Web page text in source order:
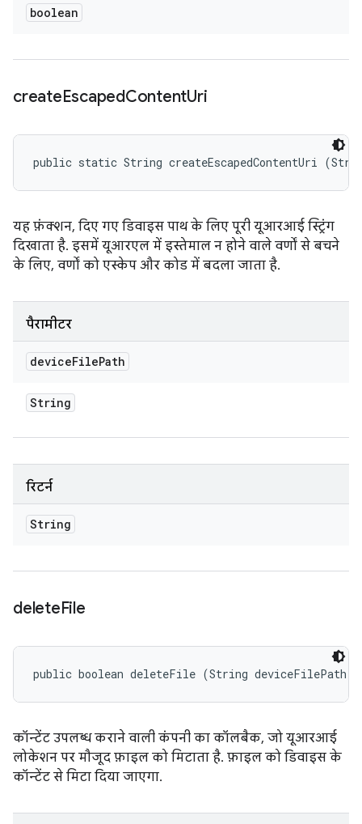
boolean
createEscapedContentUri
public static String createEscapedContentUri
यह फ़ंक्शन, दिए गए डिवाइस पाथ के लिए पूरी यूआरआई स्ट्रिंग
दिखाता है. इसमें यूआरएल में इस्तेमाल न होने वाले वर्णों से बचने
के लिए, वर्णों को एस्केप और कोड में बदला जाता है.
पैरामीटर
deviceFilePath
String
रिटर्न
String
deleteFile
public boolean deleteFile (String deviceFilePath)
कॉन्टेंट उपलब्ध कराने वाली कंपनी का कॉलबैक, जो यूआरआई
लोकेशन पर मौजूद फ़ाइल को मिटाता है. फ़ाइल को डिवाइस के
कॉन्टेंट से मिटा दिया जाएगा.